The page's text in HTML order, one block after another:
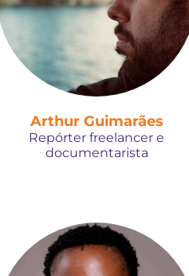
Arthur Guimarães
Repórter freelancer e
documentarista